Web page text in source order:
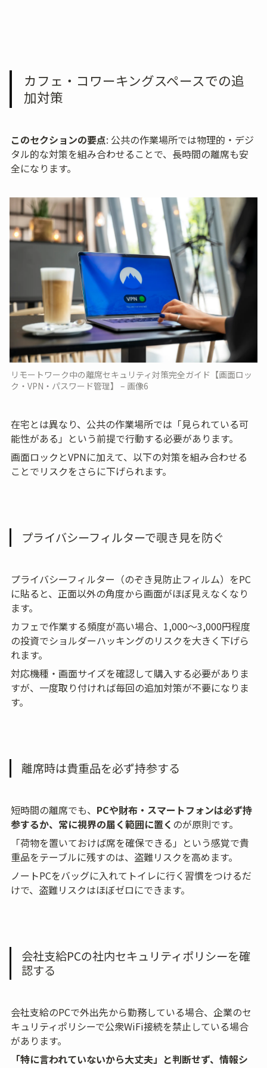
カフェ・コワーキングスペースでの追
加対策
このセクションの要点: 公共の作業場所では物理的・デジ
タル的な対策を組み合わせることで、長時間の離席も安
全になります。
リモートワーク中の離席セキュリティ対策完全ガイド【画面ロッ
ク・VPN・パスワード管理】 – 画像6
在宅とは異なり、公共の作業場所では「見られている可
能性がある」という前提で行動する必要があります。
画面ロックとVPNに加えて、以下の対策を組み合わせる
ことでリスクをさらに下げられます。
プライバシーフィルターで覗き見を防ぐ
プライバシーフィルター（のぞき見防止フィルム）をPC
に貼ると、正面以外の角度から画面がほぼ見えなくなり
ます。
カフェで作業する頻度が高い場合、1,000〜3,000円程度
の投資でショルダーハッキングのリスクを大きく下げら
れます。
対応機種・画面サイズを確認して購入する必要がありま
すが、一度取り付ければ毎回の追加対策が不要になりま
す。
離席時は貴重品を必ず持参する
短時間の離席でも、 PCや財布・スマートフォンは必ず持
参するか、常に視界の届く範囲に置く のが原則です。
「荷物を置いておけば席を確保できる」という感覚で貴
重品をテーブルに残すのは、盗難リスクを高めます。
ノートPCをバッグに入れてトイレに行く習慣をつけるだ
けで、盗難リスクはほぼゼロにできます。
会社支給PCの社内セキュリティポリシーを確
認する
会社支給のPCで外出先から勤務している場合、企業のセ
キュリティポリシーで公衆WiFi接続を禁止している場合
があります。
「特に言われていないから大丈夫」と判断せず、情報シ